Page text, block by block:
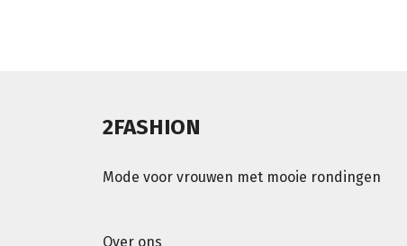
2FASHION
Mode voor vrouwen met mooie rondingen
Over ons